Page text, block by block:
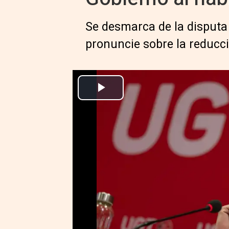
Se desmarca de la
pronuncie sobre la
El secretario general de UGT, Pepe Álvarez, interviene
Europa Press Economía Finanzas
Actualizado: miércoles, 8 enero 2025 14:15
MADRID, 8 Ene. (EUROPA
El secretario general de UGT,
miembros" del Gobierno de
jornada y les ha pedido que no
a algunas empresas y